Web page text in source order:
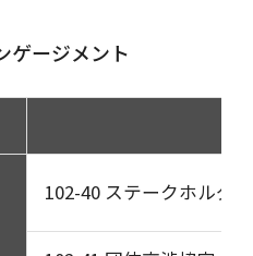
ゲージメント
102-40 ステークホルダ